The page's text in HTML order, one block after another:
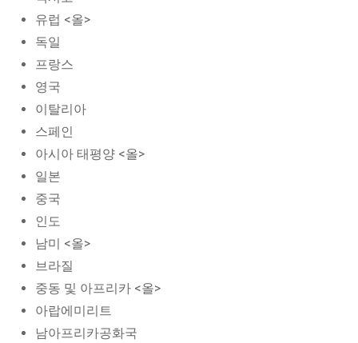
유럽 <올>
독일
프랑스
영국
이탈리아
스페인
아시아 태평양 <올>
일본
중국
인도
남미 <올>
브라질
중동 및 아프리카 <올>
아랍에미리트
남아프리카공화국